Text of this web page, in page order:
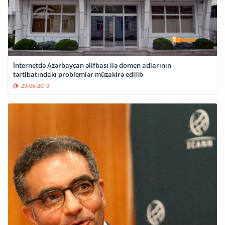
İnternetdə Azərbaycan əlifbası ilə domen adlarının
tərtibatındakı problemlər müzakirə edilib
29-06-2019